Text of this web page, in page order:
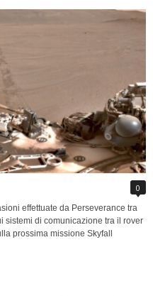
0
effettuate da Perseverance tra
sistemi di comunicazione tra il rover
prossima missione Skyfall